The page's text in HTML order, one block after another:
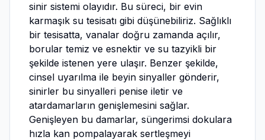
sinir sistemi olayıdır. Bu süreci, bir evin
karmaşık su tesisatı gibi düşünebiliriz. Sağlıklı
bir tesisatta, vanalar doğru zamanda açılır,
borular temiz ve esnektir ve su tazyikli bir
şekilde istenen yere ulaşır. Benzer şekilde,
cinsel uyarılma ile beyin sinyaller gönderir,
sinirler bu sinyalleri penise iletir ve
atardamarların genişlemesini sağlar.
Genişleyen bu damarlar, süngerimsi dokulara
hızla kan pompalayarak sertleşmeyi